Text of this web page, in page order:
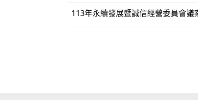
113年永續發展暨誠信經營委員會議